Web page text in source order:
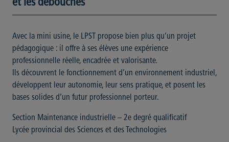
et les débouchés
Avec la mini usine, le LPST propose bien plus qu’un projet
pédagogique : il offre à ses élèves une expérience
professionnelle réelle, encadrée et valorisante.
Ils découvrent le fonctionnement d’un environnement industriel,
développent leur autonomie, leur sens pratique, et posent les
bases solides d’un futur professionnel porteur.
Section Maintenance industrielle – 2e degré qualificatif
Lycée provincial des Sciences et des Technologies